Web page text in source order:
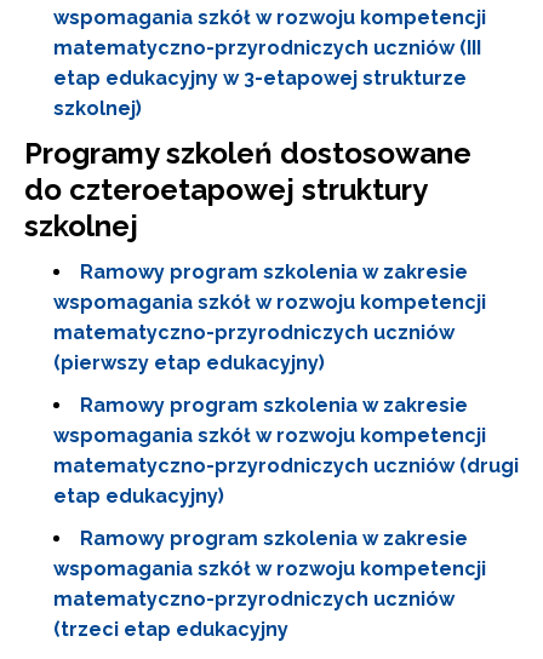
wspomagania szkół w rozwoju kompetencji
matematyczno-przyrodniczych uczniów (III
etap edukacyjny w 3-etapowej strukturze
szkolnej)
Programy szkoleń dostosowane
do czteroetapowej struktury
szkolnej
Ramowy program szkolenia w zakresie
wspomagania szkół w rozwoju kompetencji
matematyczno-przyrodniczych uczniów
(pierwszy etap edukacyjny)
Ramowy program szkolenia w zakresie
wspomagania szkół w rozwoju kompetencji
matematyczno-przyrodniczych uczniów (drugi
etap edukacyjny)
Ramowy program szkolenia w zakresie
wspomagania szkół w rozwoju kompetencji
matematyczno-przyrodniczych uczniów
(trzeci etap edukacyjny